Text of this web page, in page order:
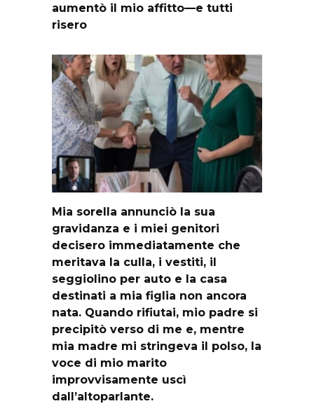
aumentò il mio affitto—e tutti
risero
Mia sorella annunciò la sua
gravidanza e i miei genitori
decisero immediatamente che
meritava la culla, i vestiti, il
seggiolino per auto e la casa
destinati a mia figlia non ancora
nata. Quando rifiutai, mio padre si
precipitò verso di me e, mentre
mia madre mi stringeva il polso, la
voce di mio marito
improvvisamente uscì
dall’altoparlante.